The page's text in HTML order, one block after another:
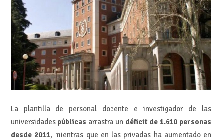
La plantilla de personal docente e investigador de las
universidades públicas arrastra un déficit de 1.610 personas
desde 2011, mientras que en las privadas ha aumentado en